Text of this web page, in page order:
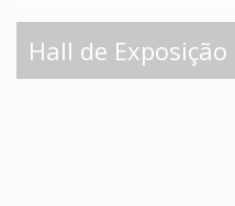
Hall de Exposição